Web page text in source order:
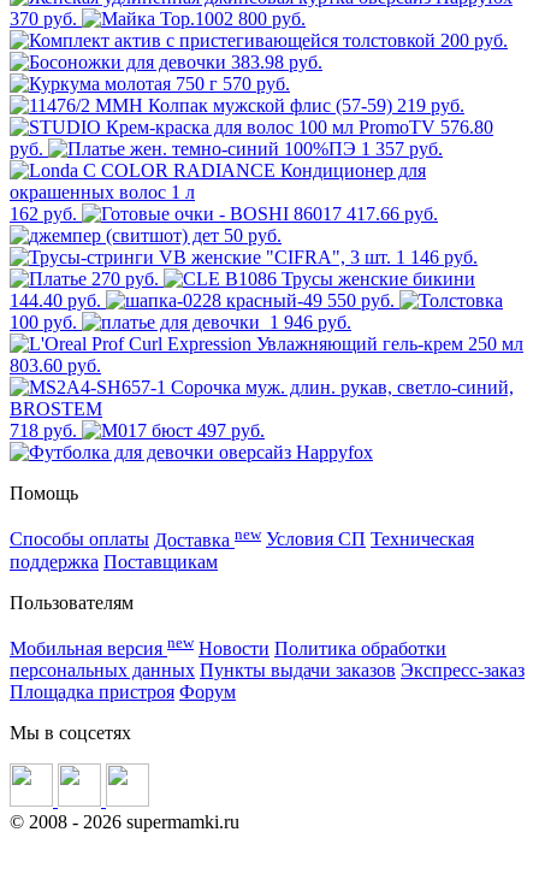
370 руб.
800 руб.
200 руб.
383.98 руб.
570 руб.
219 руб.
576.80
руб.
1 357 руб.
162 руб.
417.66 руб.
50 руб.
1 146 руб.
270 руб.
144.40 руб.
550 руб.
100 руб.
1 946 руб.
803.60 руб.
718 руб. 497 руб.
Помощь
Способы оплаты Доставка new Условия СП Техническая
поддержка Поставщикам
Пользователям
Мобильная версия new Новости Политика обработки
персональных данных Пункты выдачи заказов Экспресс-заказ
Площадка пристроя Форум
Мы в соцсетях
© 2008 - 2026 supermamki.ru